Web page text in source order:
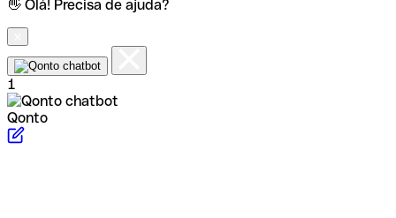
👋 Olá! Precisa de ajuda?
1
Qonto